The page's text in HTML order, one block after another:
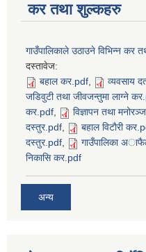
कर तथा शुल्कहरु
गाउँपालिकाले उठाउने विभिन्न कर
दस्तावेज:
बहाल कर.pdf, व्यवसाय
जडिवुटी तथा जीवजन्तुमा लाग्ने
कर.pdf, विज्ञापन तथा
दस्तुर.pdf, बहाल विटाैरी
दस्तुर.pdf, गाउँपालिका
निकासि कर.pdf
अन्य